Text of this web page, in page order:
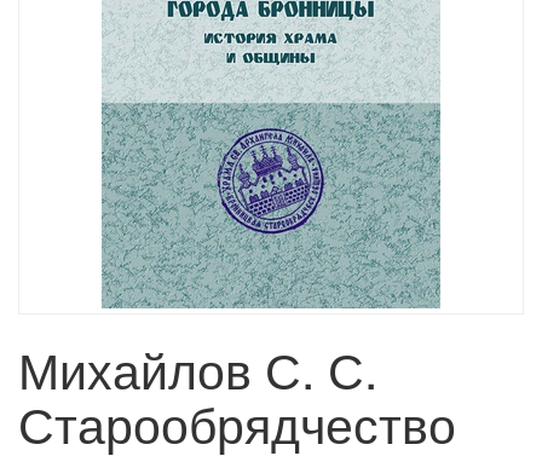
Михайлов С. С.
Старообрядчество